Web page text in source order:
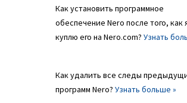
Как установить программное
обеспечение Nero после того, как
куплю его на Nero.com? Узнать
Как удалить все следы
программ Nero? Узнать больше »